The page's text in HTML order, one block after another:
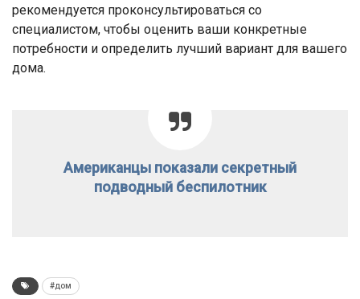
рекомендуется проконсультироваться со
специалистом, чтобы оценить ваши конкретные
потребности и определить лучший вариант для вашего
дома.
Американцы показали секретный
подводный беспилотник
#дом